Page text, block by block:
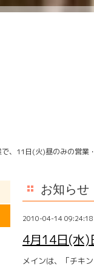
、11日(火)昼のみの営
お知らせ
2010-04-14 09:24:18
4月14日(水)
メインは、「チキ